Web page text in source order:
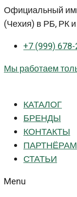
Перейти
к
Официальный
(Чехия) в РБ, РК
+7 (999)
Мы работаем
КАТАЛОГ
БРЕНДЫ
КОНТАКТЫ
ПАРТНЁРАМ
СТАТЬИ
Menu